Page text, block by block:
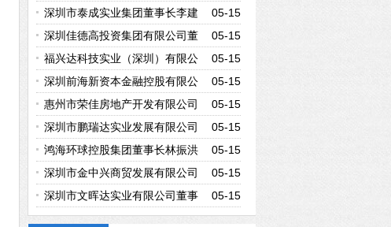
事长吴贤光 05-15
深圳市泰成实业集团董事长李建
鸿 05-15
深圳佳德高投资集团有限公司董
事长李伟佳 05-15
福兴达科技实业（深圳）有限公
司董事长刘文俊 05-15
深圳前海新资本金融控股有限公
司董事长吴镇耿 05-15
惠州市荣佳房地产开发有限公司
董事长陈惠燕 05-15
深圳市鹏瑞达实业发展有限公司
董事长许瑞江 05-15
鸿海环球控股集团董事长林振洪
05-15
深圳市金中兴商贸发展有限公司
总经理姚文忠 05-15
深圳市文晖达实业有限公司董事
长林国平